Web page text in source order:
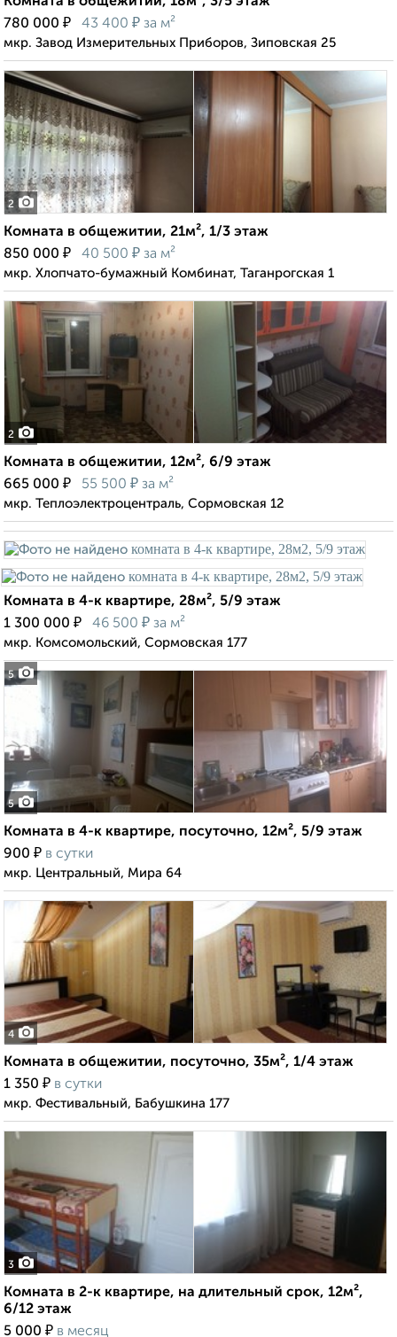
780 000 ₽ 43 400 ₽ за м²
мкр. Завод Измерительных Приборов, Зиповская 25
2
Комната в общежитии, 21м², 1/3 этаж
850 000 ₽ 40 500 ₽ за м²
мкр. Хлопчато-бумажный Комбинат, Таганрогская 1
2
Комната в общежитии, 12м², 6/9 этаж
665 000 ₽ 55 500 ₽ за м²
мкр. Теплоэлектроцентраль, Сормовская 12
5
Комната в 4-к квартире, 28м², 5/9 этаж
1 300 000 ₽ 46 500 ₽ за м²
мкр. Комсомольский, Сормовская 177
5
Комната в 4-к квартире, посуточно, 12м², 5/9 этаж
900 ₽ в сутки
мкр. Центральный, Мира 64
4
Комната в общежитии, посуточно, 35м², 1/4 этаж
1 350 ₽ в сутки
мкр. Фестивальный, Бабушкина 177
3
Комната в 2-к квартире, на длительный срок, 12м²,
6/12 этаж
5 000 ₽ в месяц